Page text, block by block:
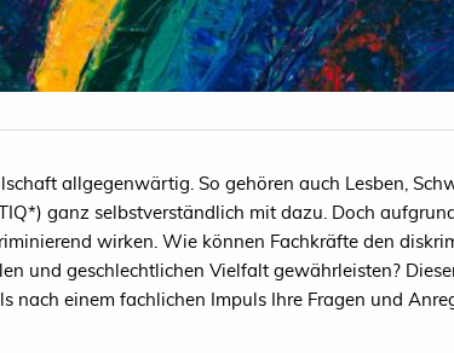
allgegenwärtig. So gehören auch Lesben,
ganz selbstverständlich mit dazu. Doch
wirken. Wie können Fachkräfte den
und geschlechtlichen Vielfalt gewährleisten?
einem fachlichen Impuls Ihre Fragen und